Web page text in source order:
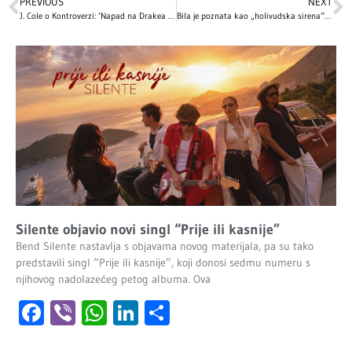
J. Cole o Kontroverzi: ‘Napad na Drakea je čitava Kampanja’ Bila je poznata kao „holivudska sirena“, a onda je sve napustila: Pripada dinastiji slavnih glumaca, a njene slike danas izazivaju nevericu
Silente objavio novi singl “Prije ili kasnije”
Bend Silente nastavlja s objavama novog materijala, pa su tako
predstavili singl “Prije ili kasnije”, koji donosi sedmu numeru s
njihovog nadolazećeg petog albuma. Ova
Facebook
ViberWhatsApp
LinkedIn